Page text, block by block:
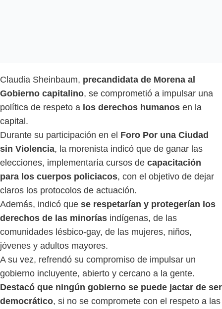
Claudia Sheinbaum, precandidata de Morena al
Gobierno capitalino, se comprometió a impulsar una
política de respeto a los derechos humanos en la
capital.
Durante su participación en el Foro Por una Ciudad
sin Violencia, la morenista indicó que de ganar las
elecciones, implementaría cursos de capacitación
para los cuerpos policiacos, con el objetivo de dejar
claros los protocolos de actuación.
Además, indicó que se respetarían y protegerían los
derechos de las minorías indígenas, de las
comunidades lésbico-gay, de las mujeres, niños,
jóvenes y adultos mayores.
A su vez, refrendó su compromiso de impulsar un
gobierno incluyente, abierto y cercano a la gente.
Destacó que ningún gobierno se puede jactar de ser
democrático, si no se compromete con el respeto a las